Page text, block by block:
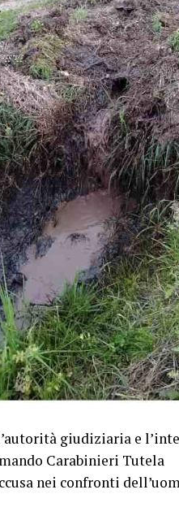
giudiziaria e
Carabinieri Tutela
nei confronti